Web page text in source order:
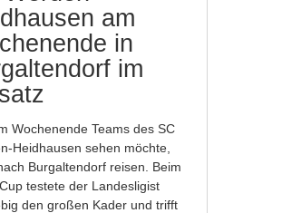
am
in
im
Wochenende Teams des SC
Heidhausen sehen möchte,
Burgaltendorf reisen. Beim
testete der Landesligist
den großen Kader und trifft